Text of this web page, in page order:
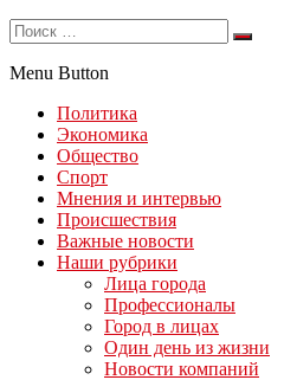
Menu Button
Политика
Экономика
Общество
Спорт
Мнения и интервью
Происшествия
Важные новости
Наши рубрики
Лица города
Профессионалы
Город в лицах
Один день из жизни
Новости компаний